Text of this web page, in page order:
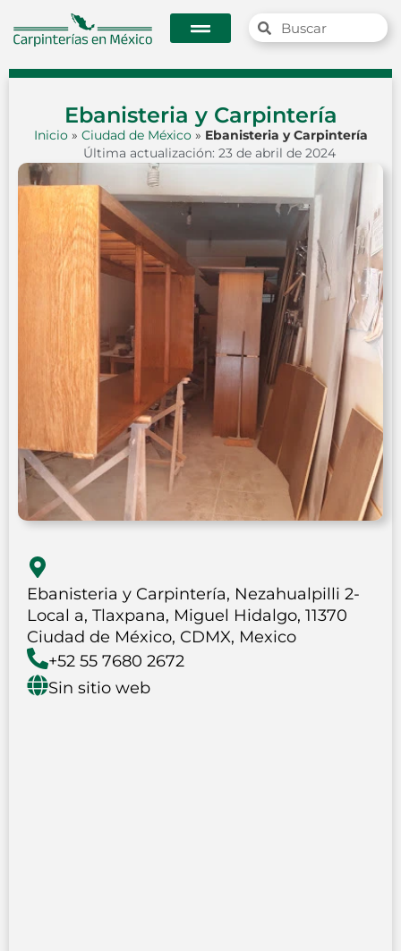
Ebanisteria y Carpintería
Inicio» Ciudad de México» Ebanisteria y Carpintería
Última actualización: 23 de abril de 2024
Ebanisteria y Carpintería, Nezahualpilli 2-
Local a, Tlaxpana, Miguel Hidalgo, 11370
Ciudad de México, CDMX, Mexico
+52 55 7680 2672
Sin sitio web